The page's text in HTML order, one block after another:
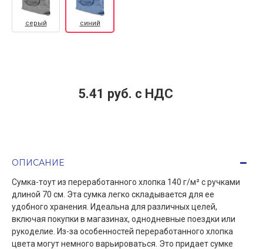
серый синий
5.41 руб. c НДС
ОПИСАНИЕ
Сумка-тоут из переработанного хлопка 140 г/м² с ручками
длиной 70 см. Эта сумка легко складывается для ее
удобного хранения. Идеальна для различных целей,
включая покупки в магазинах, однодневные поездки или
рукоделие. Из-за особенностей переработанного хлопка
цвета могут немного варьироваться. Это придает сумке